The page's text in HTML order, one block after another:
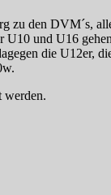
zu den DVM´s,
und U16
die
werden.